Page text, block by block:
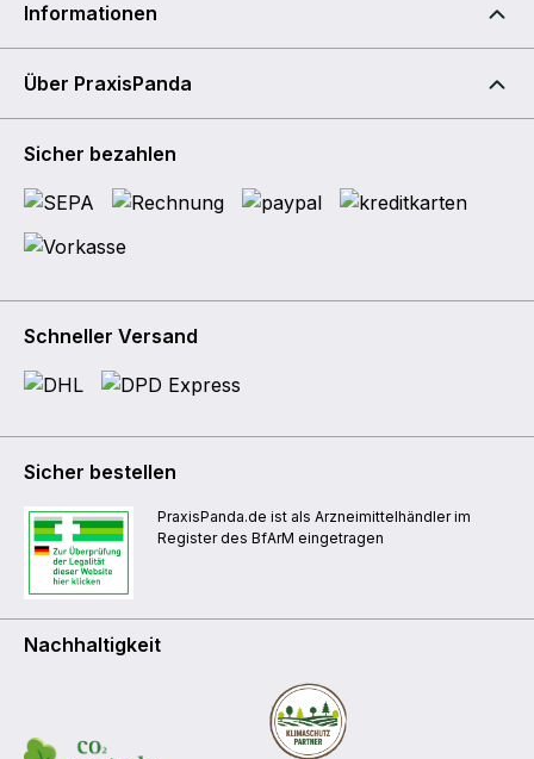
Informationen
Über PraxisPanda
Sicher bezahlen
Schneller Versand
Sicher bestellen
PraxisPanda.de ist als Arzneimittelhändler im
Register des BfArM eingetragen
Nachhaltigkeit